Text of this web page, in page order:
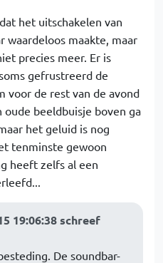
het uitschakelen van
waardeloos maakte, maar
precies meer. Er is
gefrustreerd de
voor de rest van de avond
beeldbuisje boven ga
het geluid is nog
tenminste gewoon
heeft zelfs al een
19:06:38 schreef
De soundbar-